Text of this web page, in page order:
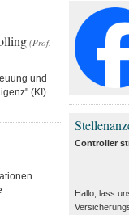
(Prof.
und
(KI)
Controller
Hallo, lass